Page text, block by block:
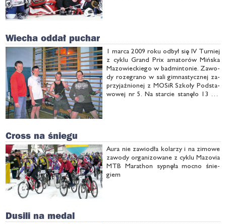
Wiecha oddał puchar
1 mar­ca 2009 ro­ku od­był się IV Tur­niej
z cy­klu Grand Prix ama­to­rów Miń­ska
Ma­zo­wiec­kie­go w bad­min­to­nie. Za­wo­
dy ro­ze­gra­no w sa­li gim­na­stycz­nej za­
przy­jaź­nio­nej z MO­SiR Szko­ły Pod­sta­
wo­wej nr 5. Na star­cie sta­nę­ło 13 za­
Cross na śniegu
Au­ra nie za­wio­dła ko­la­rzy i na zi­mo­we
za­wo­dy or­ga­ni­zo­wa­ne z cy­klu Ma­zo­via
MTB Ma­ra­thon syp­nę­ła moc­no śnie­
giem
Dusili na medal